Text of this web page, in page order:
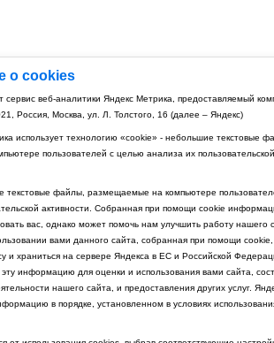
о cookies
сервис веб-аналитики Яндекс Метрика, предоставляемый
Россия, Москва, ул. Л. Толстого, 16 (далее – Яндекс)
использует технологию «cookie» - небольшие текстовые
пользователей с целью анализа их пользовательской
текстовые файлы, размещаемые на компьютере
активности. Собранная при помощи cookie
вас, однако может помочь нам улучшить работу нашего
вами данного сайта, собранная при помощи cookie,
и храниться на сервере Яндекса в ЕС и Российской
информацию для оценки и использования вами сайта,
нашего сайта, и предоставления других услуг.
в порядке, установленном в условиях